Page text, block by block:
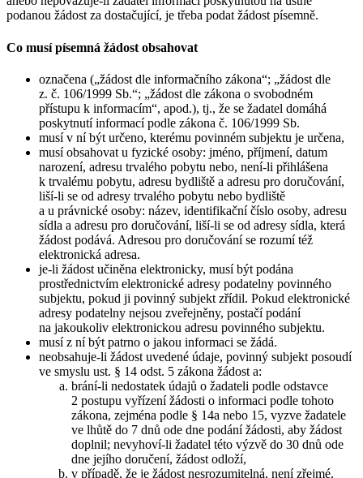
podanou žádost za dostačující, je třeba podat žádost písemně.
Co musí písemná žádost obsahovat
označena („žádost dle informačního zákona“; „žádost dle
z. č. 106/1999 Sb.“; „žádost dle zákona o svobodném
přístupu k informacím“, apod.), tj., že se žadatel domáhá
poskytnutí informací podle zákona č. 106/1999 Sb.
musí v ní být určeno, kterému povinném subjektu je určena,
musí obsahovat u fyzické osoby: jméno, příjmení, datum
narození, adresu trvalého pobytu nebo, není-li přihlášena
k trvalému pobytu, adresu bydliště a adresu pro doručování,
liší-li se od adresy trvalého pobytu nebo bydliště
a u právnické osoby: název, identifikační číslo osoby, adresu
sídla a adresu pro doručování, liší-li se od adresy sídla, která
žádost podává. Adresou pro doručování se rozumí též
elektronická adresa.
je-li žádost učiněna elektronicky, musí být podána
prostřednictvím elektronické adresy podatelny povinného
subjektu, pokud ji povinný subjekt zřídil. Pokud elektronické
adresy podatelny nejsou zveřejněny, postačí podání
na jakoukoliv elektronickou adresu povinného subjektu.
musí z ní být patrno o jakou informaci se žádá.
neobsahuje-li žádost uvedené údaje, povinný subjekt posoudí
ve smyslu ust. § 14 odst. 5 zákona žádost a:
brání-li nedostatek údajů o žadateli podle odstavce
2 postupu vyřízení žádosti o informaci podle tohoto
zákona, zejména podle § 14a nebo 15, vyzve žadatele
ve lhůtě do 7 dnů ode dne podání žádosti, aby žádost
doplnil; nevyhoví-li žadatel této výzvě do 30 dnů ode
dne jejího doručení, žádost odloží,
v případě, že je žádost nesrozumitelná, není zřejmé,